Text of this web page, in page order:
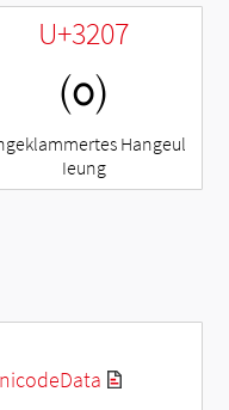
U+3207
㈇
Hangeul
Ieung